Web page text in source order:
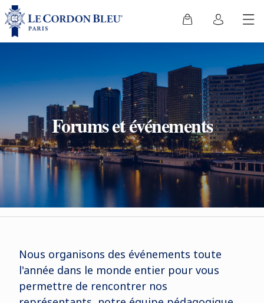
Forums et événements
Nous organisons des événements toute
l'année dans le monde entier pour vous
permettre de rencontrer nos